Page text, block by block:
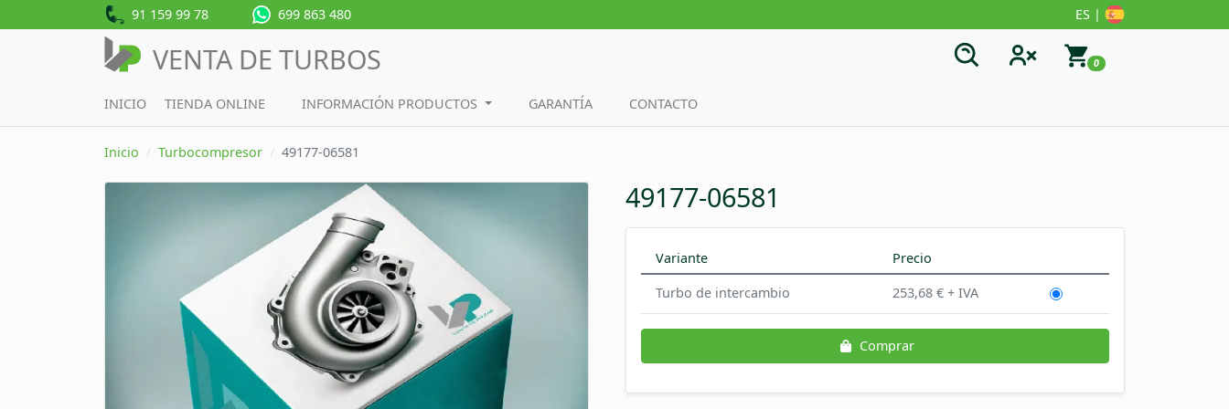
91 159 99 78 699 863 480 ES |
VENTA DE TURBOS 0
INICIO TIENDA ONLINE INFORMACIÓN PRODUCTOS GARANTÍA CONTACTO
Inicio Turbocompresor 49177-06581
49177-06581
Variante
Precio
Turbo de intercambio
253,68 € + IVA
Comprar